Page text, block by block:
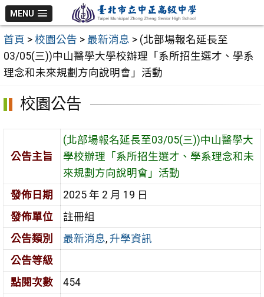
跳
至
主
要
內
MENU
首頁 > 校園公告 > 最新消息 > (北部場報名延長至
03/05(三))中山醫學大學校辦理「系所招生選才、學系
理念和未來規劃方向說明會」活動
校園公告
公告主旨
(北部場報名延長至03/05(三))中山醫學大
學校辦理「系所招生選才、學系理念和未
來規劃方向說明會」活動
發佈日期
2025 年 2 月 19 日
發佈單位
註冊組
公告類別
最新消息, 升學資訊
公告等級
點閱次數
454